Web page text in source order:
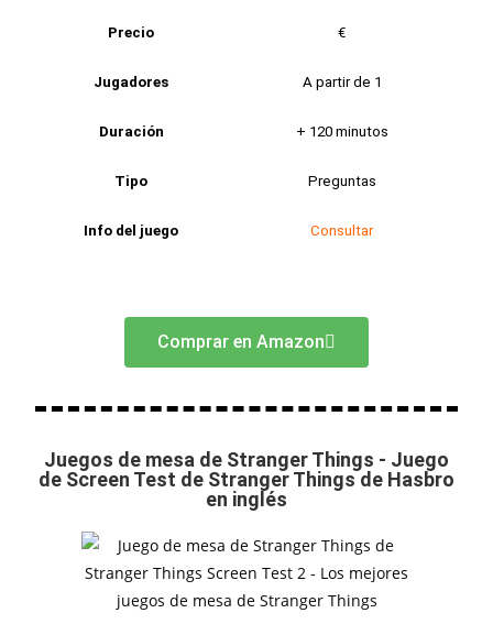
Precio €
Jugadores A partir de 1
Duración + 120 minutos
Tipo Preguntas
Info del juego Consultar
Comprar en Amazon
Juegos de mesa de Stranger Things - Juego
de Screen Test de Stranger Things de Hasbro
en inglés